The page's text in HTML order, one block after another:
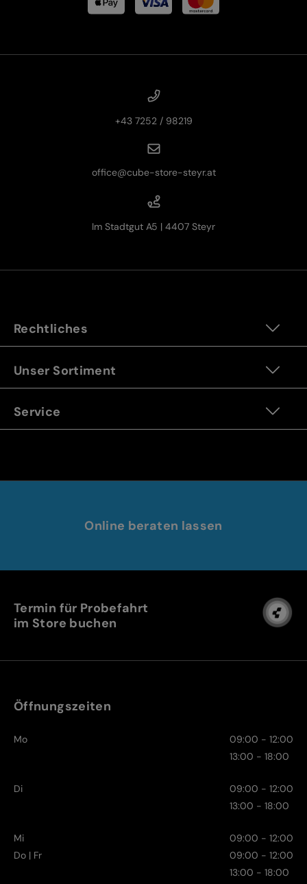
+43 7252 / 98219
office@cube-store-steyr.at
Im Stadtgut A5 | 4407 Steyr
Rechtliches
Unser Sortiment
Service
Online beraten lassen
Termin für Probefahrt
im Store buchen
Öffnungszeiten
Mo
09:00 - 12:00
13:00 - 18:00
Di
09:00 - 12:00
13:00 - 18:00
Mi
09:00 - 12:00
Do | Fr
09:00 - 12:00
13:00 - 18:00